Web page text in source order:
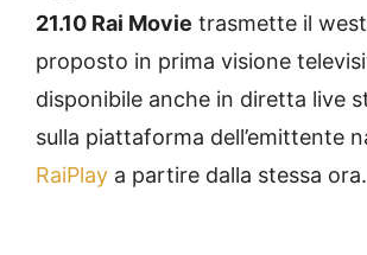
21.10 Rai Movie trasmette il
proposto in prima visione
disponibile anche in diretta live
sulla piattaforma dell’emittente
RaiPlay a partire dalla stessa ora.